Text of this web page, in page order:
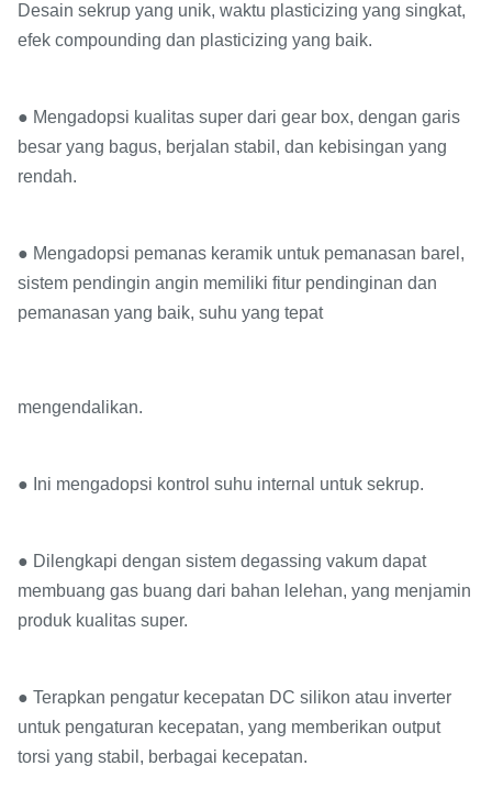
Desain sekrup yang unik, waktu plasticizing yang singkat,
efek compounding dan plasticizing yang baik.
● Mengadopsi kualitas super dari gear box, dengan garis
besar yang bagus, berjalan stabil, dan kebisingan yang
rendah.
● Mengadopsi pemanas keramik untuk pemanasan barel,
sistem pendingin angin memiliki fitur pendinginan dan
pemanasan yang baik, suhu yang tepat
mengendalikan.
● Ini mengadopsi kontrol suhu internal untuk sekrup.
● Dilengkapi dengan sistem degassing vakum dapat
membuang gas buang dari bahan lelehan, yang menjamin
produk kualitas super.
● Terapkan pengatur kecepatan DC silikon atau inverter
untuk pengaturan kecepatan, yang memberikan output
torsi yang stabil, berbagai kecepatan.